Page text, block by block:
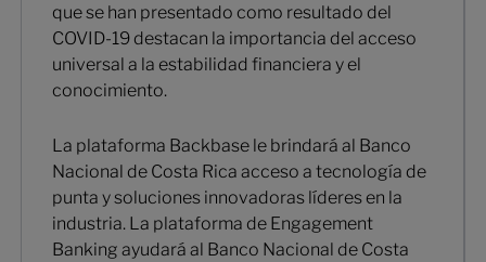
que se han presentado como resultado del
COVID-19 destacan la importancia del acceso
universal a la estabilidad financiera y el
conocimiento.
La plataforma Backbase le brindará al Banco
Nacional de Costa Rica acceso a tecnología de
punta y soluciones innovadoras líderes en la
industria. La plataforma de Engagement
Banking ayudará al Banco Nacional de Costa